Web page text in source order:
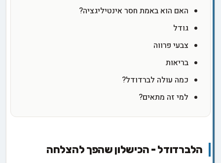
האם הוא באמת חסר אינטיליגציה?
גודל
צבעי פרווה
בריאות
כמה עולה לברדודל?
למי זה מתאים?
הלברדודל - הכישלון שהפך להצלחה